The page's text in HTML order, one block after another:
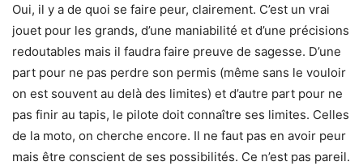
Oui, il y a de quoi se faire peur, clairement. C’est un vrai
jouet pour les grands, d’une maniabilité et d’une précisions
redoutables mais il faudra faire preuve de sagesse. D’une
part pour ne pas perdre son permis (même sans le vouloir
on est souvent au delà des limites) et d’autre part pour ne
pas finir au tapis, le pilote doit connaître ses limites. Celles
de la moto, on cherche encore. Il ne faut pas en avoir peur
mais être conscient de ses possibilités. Ce n’est pas pareil.